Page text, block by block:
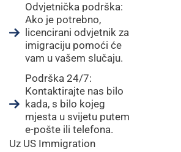
Odvjetnička podrška:
Ako je potrebno,
licencirani odvjetnik za
imigraciju pomoći će
vam u vašem slučaju.
Podrška 24/7:
Kontaktirajte nas bilo
kada, s bilo kojeg
mjesta u svijetu putem
e-pošte ili telefona.
Uz US Immigration